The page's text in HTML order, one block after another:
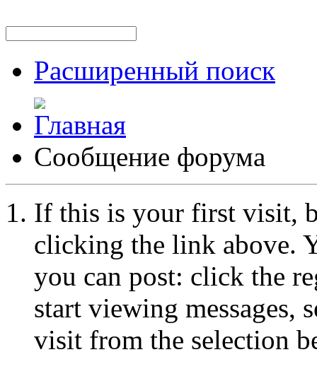
Расширенный поиск
Сообщение форума
If this is your first visit,
clicking the link above.
you can post: click the
start viewing messages,
visit from the selection